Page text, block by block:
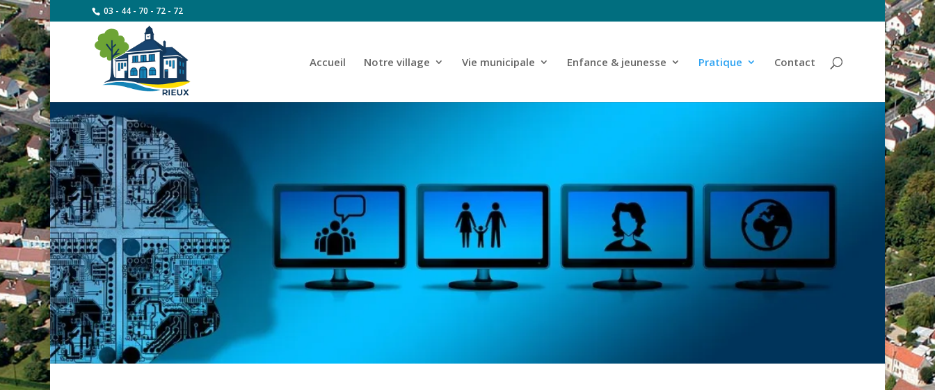
03 - 44 - 70 - 72 - 72
Accueil Notre village Vie municipale Enfance & jeunesse Pratique Contact